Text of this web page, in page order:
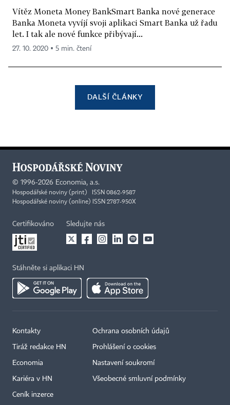
Vítěz Moneta Money BankSmart Banka nové generace
Banka Moneta vyvíjí svoji aplikaci Smart Banka už řadu
let. I tak ale nové funkce přibývají...
27. 10. 2020 ▪ 5 min. čtení
DALŠÍ ČLÁNKY
© 1996-2026 Economia, a.s.
Hospodářské noviny (print) ISSN 0862-9587
Hospodářské noviny (online) ISSN 2787-950X
Certifikováno Sledujte nás
Stáhněte si aplikaci HN
Kontakty
Tiráž redakce HN
Economia
Kariéra v HN
Ceník inzerce
Ochrana osobních údajů
Prohlášení o cookies
Nastavení soukromí
Všeobecné smluvní podmínky